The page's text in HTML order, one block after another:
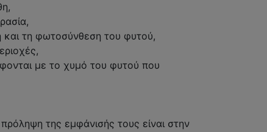
και τη φωτοσύνθεση του φυτού,
με το χυμό του φυτού που
της εμφάνισής τους είναι στην